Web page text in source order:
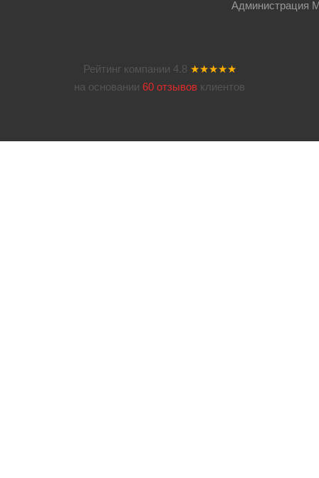
Администрация
Рейтинг компании 4.8 ★★★★★
на основании 60 отзывов клиентов